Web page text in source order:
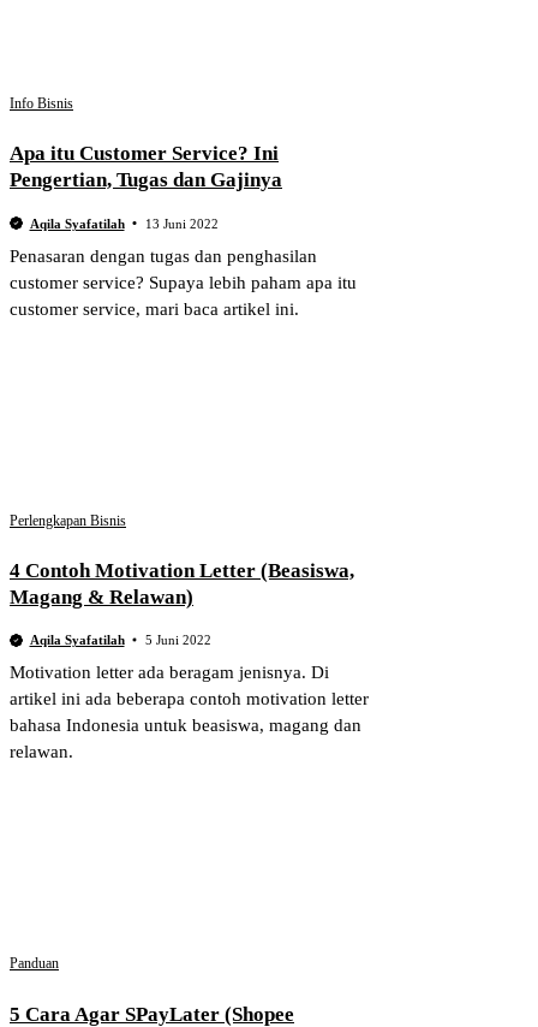
Info Bisnis
Apa itu Customer Service? Ini
Pengertian, Tugas dan Gajinya
Aqila Syafatilah 13 Juni 2022
Penasaran dengan tugas dan penghasilan
customer service? Supaya lebih paham apa itu
customer service, mari baca artikel ini.
Perlengkapan Bisnis
4 Contoh Motivation Letter (Beasiswa,
Magang & Relawan)
Aqila Syafatilah 5 Juni 2022
Motivation letter ada beragam jenisnya. Di
artikel ini ada beberapa contoh motivation letter
bahasa Indonesia untuk beasiswa, magang dan
relawan.
Panduan
5 Cara Agar SPayLater (Shopee